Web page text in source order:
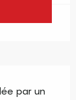
par un